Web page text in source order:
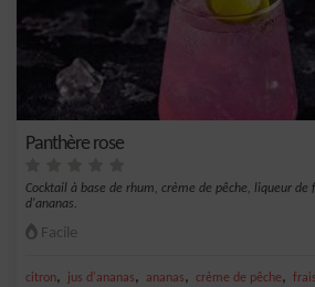
Panthère rose
Cocktail à base de rhum, crème de pêche, liqueur
d'ananas.
Facile
citron, jus d'ananas, ananas, crème de pêche,